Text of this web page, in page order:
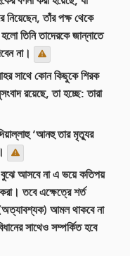
তাঁর পক্ষ থেকে
তিনি তাদেরকে জান্নাতে
না।
সাথে কোন কিছুকে শিরক
রয়েছে, তা হচ্ছে: তারা
‘আনহু তার মৃত্যুর
বুঝে আসবে না এ ভয়ে কতিপয়
তবে এক্ষেত্রে শর্ত
আমল থাকবে না
সাথেও সম্পর্কিত হবে